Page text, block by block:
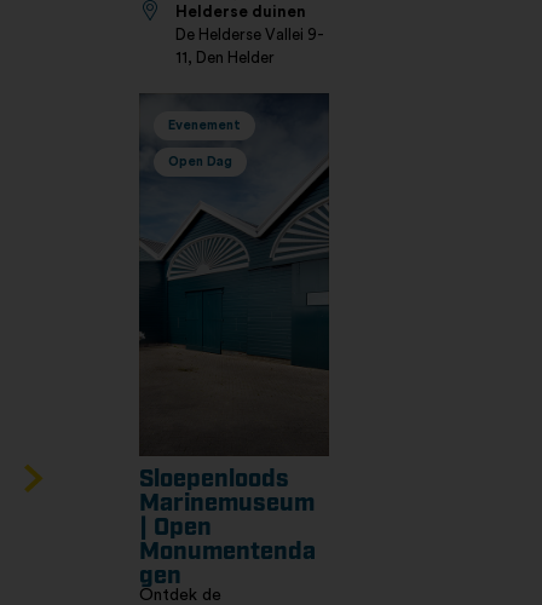
Helderse duinen
De Helderse Vallei 9-
11, Den Helder
Evenement
Open Dag
Sloepenloods
Marinemuseum
| Open
Monumentenda
gen
Ontdek de